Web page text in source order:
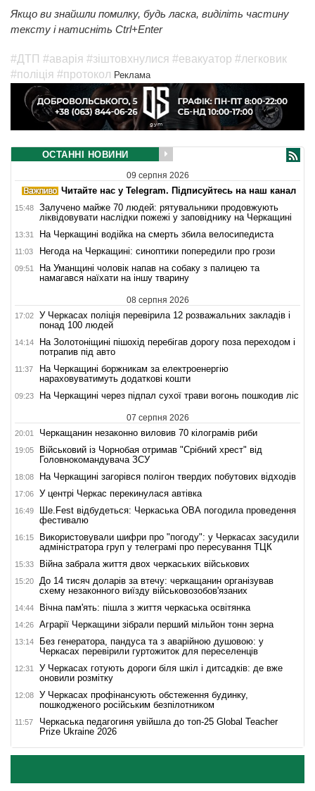
Якщо ви знайшли помилку, будь ласка, виділіть частину
тексту і натисніть Ctrl+Enter
#ДТП #аварія #зіштовхнулися #евакуатор #легковик
#поліція #протокол Реклама
ОСТАННІ НОВИНИ
09 серпня 2026
Читайте нас у Telegram. Підписуйтесь на наш канал
15:48
Залучено майже 70 людей: рятувальники продовжують
ліквідовувати наслідки пожежі у заповіднику на Черкащині
13:31 На Черкащині водійка на смерть збила велосипедиста
11:03 Негода на Черкащині: синоптики попередили про грози
09:51
На Уманщині чоловік напав на собаку з палицею та
намагався наїхати на іншу тварину
08 серпня 2026
17:02
У Черкасах поліція перевірила 12 розважальних закладів і
понад 100 людей
14:14
На Золотоніщині пішохід перебігав дорогу поза переходом і
потрапив під авто
11:37
На Черкащині боржникам за електроенергію
нараховуватимуть додаткові кошти
09:23 На Черкащині через підпал сухої трави вогонь пошкодив ліс
07 серпня 2026
20:01 Черкащанин незаконно виловив 70 кілограмів риби
19:05
Військовий із Чорнобая отримав "Срібний хрест" від
Головнокомандувача ЗСУ
18:08 На Черкащині загорівся полігон твердих побутових відходів
17:06 У центрі Черкас перекинулася автівка
16:49
Ше.Fest відбудеться: Черкаська ОВА погодила проведення
фестивалю
16:15
Використовували шифри про "погоду": у Черкасах засудили
адміністратора груп у телеграмі про пересування ТЦК
15:33 Війна забрала життя двох черкаських військових
15:20
До 14 тисяч доларів за втечу: черкащанин організував
схему незаконного виїзду військовозобов'язаних
14:44 Вічна пам'ять: пішла з життя черкаська освітянка
14:26 Аграрії Черкащини зібрали перший мільйон тонн зерна
13:14
Без генератора, пандуса та з аварійною душовою: у
Черкасах перевірили гуртожиток для переселенців
12:31
У Черкасах готують дороги біля шкіл і дитсадків: де вже
оновили розмітку
12:08
У Черкасах профінансують обстеження будинку,
пошкодженого російським безпілотником
11:57
Черкаська педагогиня увійшла до топ-25 Global Teacher
Prize Ukraine 2026